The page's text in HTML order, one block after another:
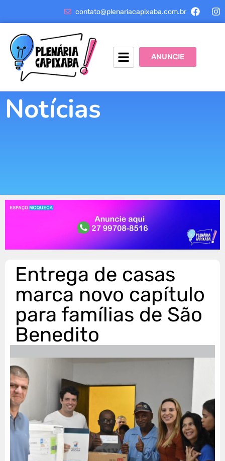
contato@plenariacapixaba.com.br
ANUNCIE
Notícias
Entrega de casas
marca novo capítulo
para famílias de São
Benedito